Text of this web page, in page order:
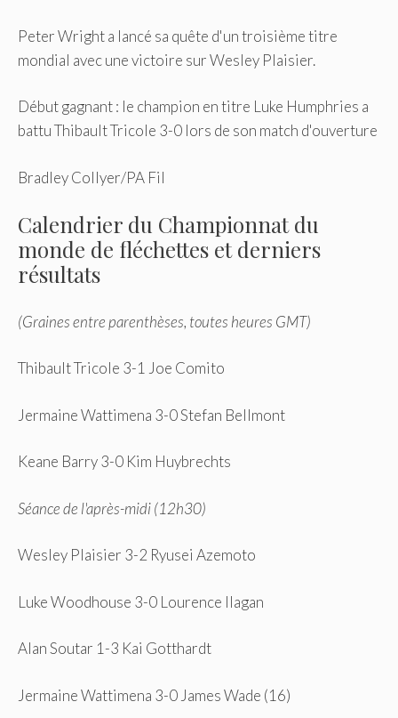
Peter Wright a lancé sa quête d'un troisième titre
mondial avec une victoire sur Wesley Plaisier.
Début gagnant : le champion en titre Luke Humphries a
battu Thibault Tricole 3-0 lors de son match d'ouverture
Bradley Collyer/PA Fil
Calendrier du Championnat du
monde de fléchettes et derniers
résultats
(Graines entre parenthèses, toutes heures GMT)
Thibault Tricole 3-1 Joe Comito
Jermaine Wattimena 3-0 Stefan Bellmont
Keane Barry 3-0 Kim Huybrechts
Séance de l'après-midi (12h30)
Wesley Plaisier 3-2 Ryusei Azemoto
Luke Woodhouse 3-0 Lourence Ilagan
Alan Soutar 1-3 Kai Gotthardt
Jermaine Wattimena 3-0 James Wade (16)